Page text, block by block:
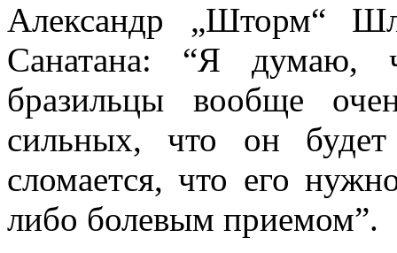
Александр „Шторм“
Санатана: “Я думаю,
бразильцы вообще
сильных, что он
сломается, что его
либо болевым приемом”.